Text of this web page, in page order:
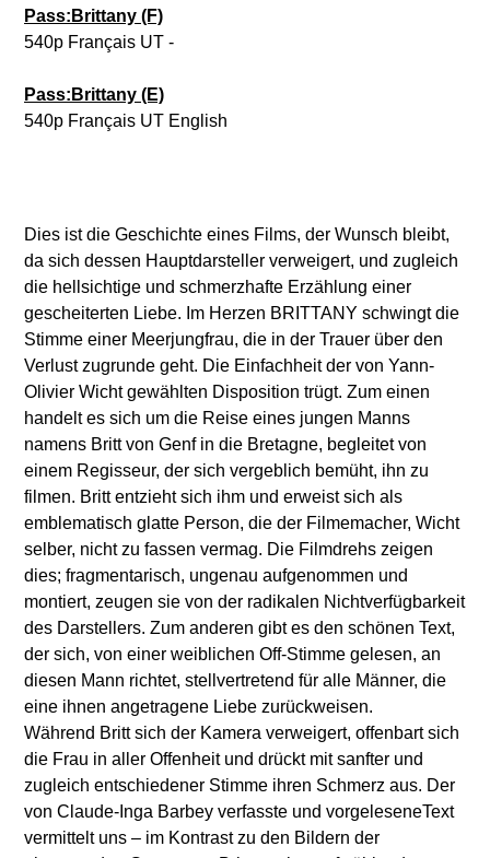
Pass:Brittany (F)
540p Français UT -
Pass:Brittany (E)
540p Français UT English
Dies ist die Geschichte eines Films, der Wunsch bleibt,
da sich dessen Hauptdarsteller verweigert, und zugleich
die hellsichtige und schmerzhafte Erzählung einer
gescheiterten Liebe. Im Herzen BRITTANY schwingt die
Stimme einer Meerjungfrau, die in der Trauer über den
Verlust zugrunde geht. Die Einfachheit der von Yann-
Olivier Wicht gewählten Disposition trügt. Zum einen
handelt es sich um die Reise eines jungen Manns
namens Britt von Genf in die Bretagne, begleitet von
einem Regisseur, der sich vergeblich bemüht, ihn zu
filmen. Britt entzieht sich ihm und erweist sich als
emblematisch glatte Person, die der Filmemacher, Wicht
selber, nicht zu fassen vermag. Die Filmdrehs zeigen
dies; fragmentarisch, ungenau aufgenommen und
montiert, zeugen sie von der radikalen Nichtverfügbarkeit
des Darstellers. Zum anderen gibt es den schönen Text,
der sich, von einer weiblichen Off-Stimme gelesen, an
diesen Mann richtet, stellvertretend für alle Männer, die
eine ihnen angetragene Liebe zurückweisen.
Während Britt sich der Kamera verweigert, offenbart sich
die Frau in aller Offenheit und drückt mit sanfter und
zugleich entschiedener Stimme ihren Schmerz aus. Der
von Claude-Inga Barbey verfasste und vorgeleseneText
vermittelt uns – im Kontrast zu den Bildern der